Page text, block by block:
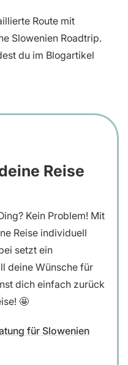
Route mit
Slowenien Roadtrip.
du im Blogartikel
Reise
Kein Problem! Mit
Reise individuell
setzt ein
deine Wünsche für
dich einfach zurück
🤩
für Slowenien